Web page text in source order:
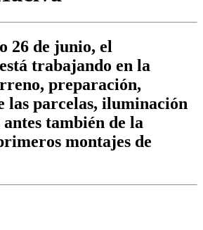
26 de junio, el
trabajando en la
preparación,
las parcelas, iluminación
también de la
montajes de